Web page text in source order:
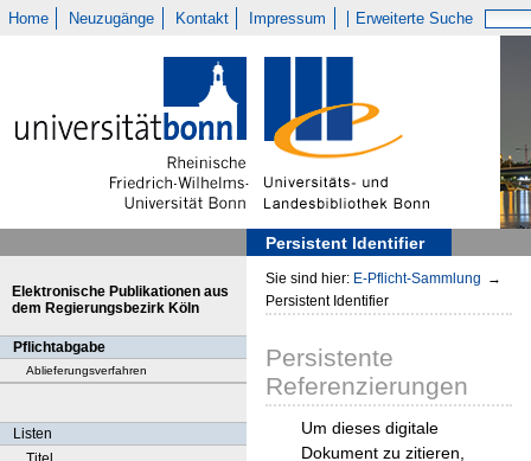
Home Neuzugänge Kontakt Impressum Erweiterte Suche
Persistent Identifier
Elektronische Publikationen aus
dem Regierungsbezirk Köln
Pflichtabgabe
Ablieferungsverfahren
Listen
Sie sind hier: E-Pflicht-Sammlung →
Persistent Identifier
Persistente
Referenzierungen
Um dieses digitale
Dokument zu zitieren,